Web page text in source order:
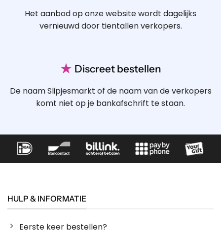
Het aanbod op onze website wordt dagelijks
vernieuwd door tientallen verkopers.
★ Discreet bestellen
De naam Slipjesmarkt of de naam van de verkopers
komt niet op je bankafschrift te staan.
HULP & INFORMATIE
Eerste keer bestellen?